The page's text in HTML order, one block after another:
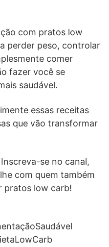
com pratos low
perder peso, controlar
comer
fazer você se
saudável.
essas receitas
que vão transformar
se no canal,
com quem também
pratos low carb!